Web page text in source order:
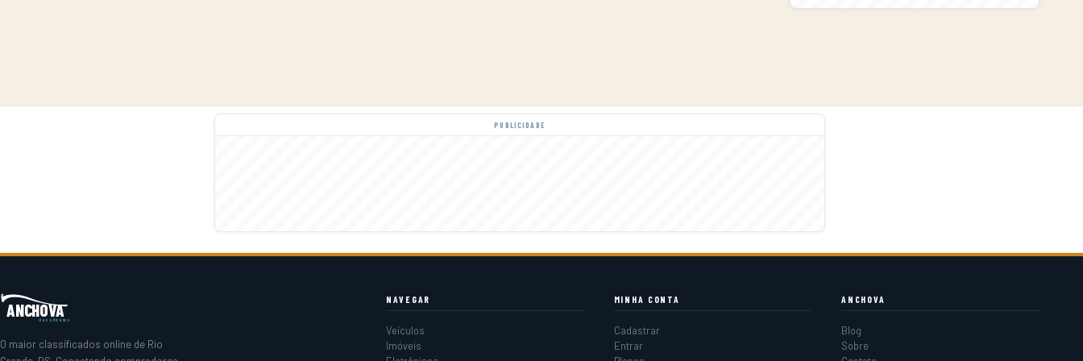
PUBLICIDADE
ANCHOVA
classificados
O maior classificados online de Rio
NAVEGAR
Veículos
Imóveis
MINHA CONTA
Cadastrar
Entrar
ANCHOVA
Blog
Sobre